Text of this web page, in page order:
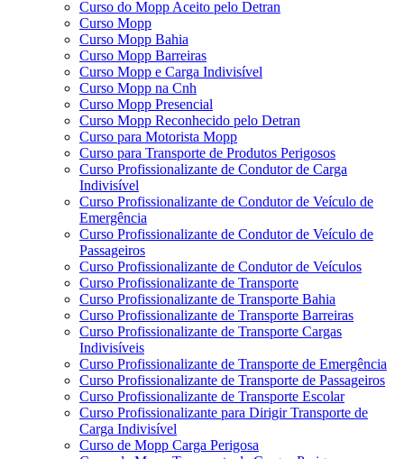
Curso do Mopp Aceito pelo Detran
Curso Mopp
Curso Mopp Bahia
Curso Mopp Barreiras
Curso Mopp e Carga Indivisível
Curso Mopp na Cnh
Curso Mopp Presencial
Curso Mopp Reconhecido pelo Detran
Curso para Motorista Mopp
Curso para Transporte de Produtos Perigosos
Curso Profissionalizante de Condutor de Carga
Indivisível
Curso Profissionalizante de Condutor de Veículo de
Emergência
Curso Profissionalizante de Condutor de Veículo de
Passageiros
Curso Profissionalizante de Condutor de Veículos
Curso Profissionalizante de Transporte
Curso Profissionalizante de Transporte Bahia
Curso Profissionalizante de Transporte Barreiras
Curso Profissionalizante de Transporte Cargas
Indivisíveis
Curso Profissionalizante de Transporte de Emergência
Curso Profissionalizante de Transporte de Passageiros
Curso Profissionalizante de Transporte Escolar
Curso Profissionalizante para Dirigir Transporte de
Carga Indivisível
Curso de Mopp Carga Perigosa